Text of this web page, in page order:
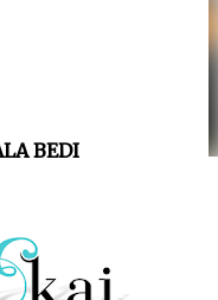
BEDI